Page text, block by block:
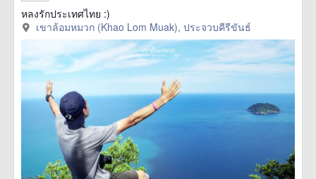
หลงรักประเทศไทย :)
เขาล้อมหมวก (Khao Lom Muak), ประจวบคีรีขันธ์